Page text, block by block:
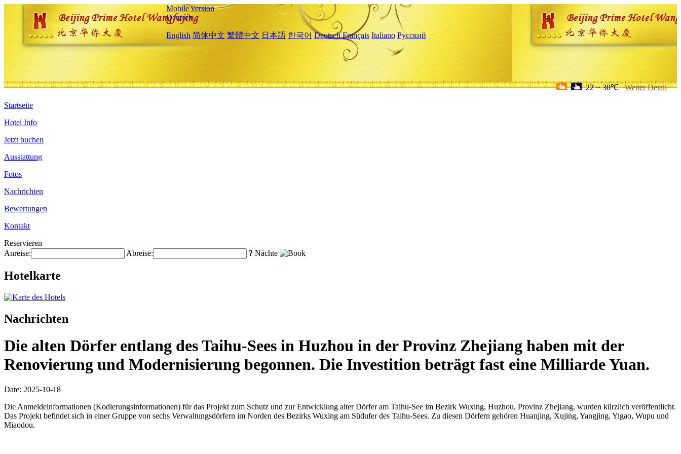
Mobile version
Deutsch
English 简体中文 繁體中文 日本語 한국어 Deutsch Français Italiano Русский
22 ~ 30℃ Wetter Detail
Startseite
Hotel Info
Jetzt buchen
Ausstattung
Fotos
Nachrichten
Bewertungen
Kontakt
Reservieren
Anreise:
Abreise: ? Nächte
Hotelkarte
Nachrichten
Die alten Dörfer entlang des Taihu-Sees in Huzhou in der Provinz Zhejiang haben mit der
Renovierung und Modernisierung begonnen. Die Investition beträgt fast eine Milliarde Yuan.
Date: 2025-10-18
Die Anmeldeinformationen (Kodierungsinformationen) für das Projekt zum Schutz und zur Entwicklung alter Dörfer am Taihu-See im Bezirk Wuxing, Huzhou, Provinz Zhejiang, wurden kürzlich veröffentlicht.
Das Projekt befindet sich in einer Gruppe von sechs Verwaltungsdörfern im Norden des Bezirks Wuxing am Südufer des Taihu-Sees. Zu diesen Dörfern gehören Huanjing, Xujing, Yangjing, Yigao, Wupu und
Miaodou.